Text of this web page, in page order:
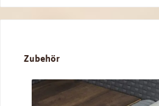
Produktgalerie überspringen
Zubehör